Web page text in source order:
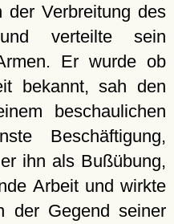
der Verbreitung des
und verteilte sein
Er wurde ob
bekannt, sah den
beschaulichen
Beschäftigung,
ihn als Bußübung,
Arbeit und wirkte
der Gegend seiner